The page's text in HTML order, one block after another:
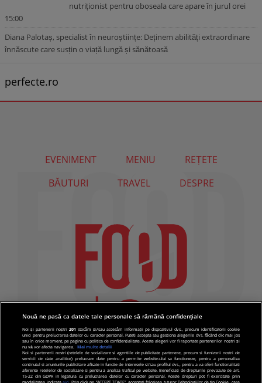
nutriționist pentru oboseala care apare în jurul orei
15:00
Diana Palotaș, specialist în neuroștiințe: Deținem abilități extraordinare
înnăscute care susțin o viață lungă și sănătoasă
perfecte.ro
EVENIMENT MENIU
REȚETE
BĂUTURI
TRAVEL DESPRE
Nouă ne pasă ca datele tale personale să rămână confidențiale
Noi și partenerii noștri201 stocăm și/sau accesăm informații pe dispozitivul dvs., precum identificatorii cookie
unici pentru prelucrarea datelor cu caracter personal. Puteți accepta sau gestiona alegerile dvs. făcând clic mai jos
sau în orice moment, pe pagina cu politica de confidențialitate. Aceste alegeri vor fi raportate partenerilor noștri și
nu vă vor afecta navigarea.
Mai multe detalii
Noi si partenerii nostri (retelele de socializare si agentiile de publicitate partenere, precum si furnizorii nostri de
servicii de date analitice) prelucram date pentru a permite website-ului sa functioneze, pentru a personaliza
continutul si anunturile publicitare afisate in functie de interesele si/sau profilul dvs., pentru a va oferi functionalitati
aferente retelelor de socializare si pentru a analiza traficul pe website. Beneficiati de drepturile prevazute de art.
15-22 din GDPR in legatura cu prelucrarea datelor cu caracter personal. Aceste drepturi pot fi exercitate prin
modalitatea indicata aici. Prin click pe “ACCEPT TOATE”, acceptati folosirea tuturor Tehnologiilor de tip Cookie, care